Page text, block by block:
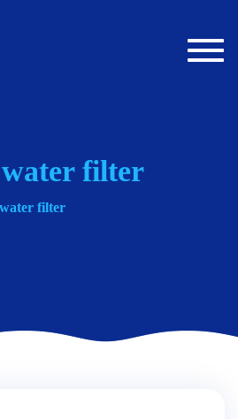
filter
water filter